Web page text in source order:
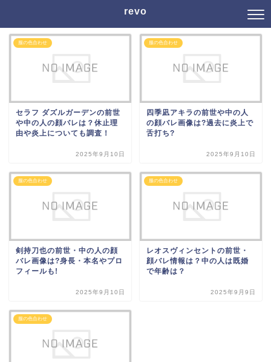
revo
服の色合わせ
セラフ ダズルガーデンの前世
や中の人の顔バレは？休止理
由や炎上についても調査！
2025年9月10日
服の色合わせ
四季凪アキラの前世や中の人
の顔バレ画像は?過去に炎上で
舌打ち?
2025年9月10日
服の色合わせ
剣持刀也の前世・中の人の顔
バレ画像は?身長・本名やプロ
フィールも!
2025年9月10日
服の色合わせ
レオスヴィンセントの前世・
顔バレ情報は？中の人は既婚
で年齢は？
2025年9月9日
服の色合わせ